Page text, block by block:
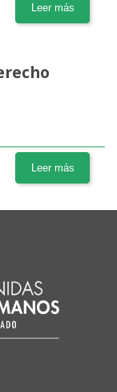
Leer más
Leer más